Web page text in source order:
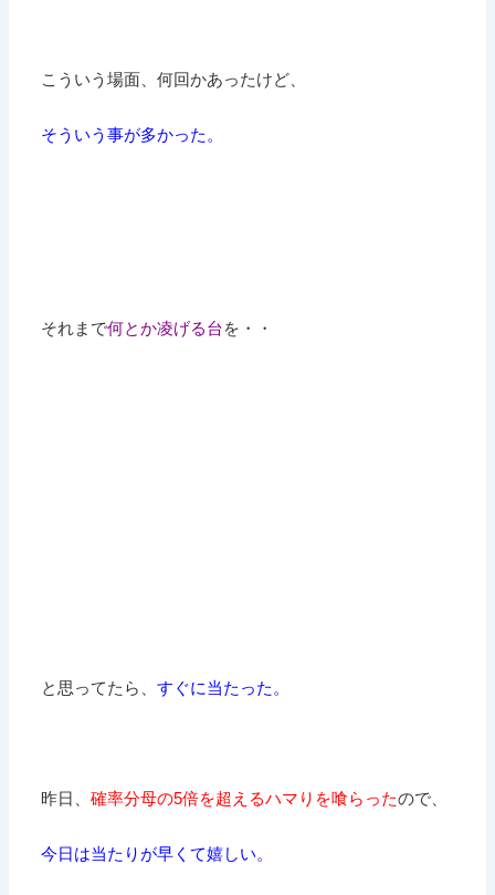
こういう場面、何回かあったけど、
そういう事が多かった。
それまで何とか凌げる台を・・
と思ってたら、すぐに当たった。
昨日、確率分母の5倍を超えるハマりを喰らったので、
今日は当たりが早くて嬉しい。